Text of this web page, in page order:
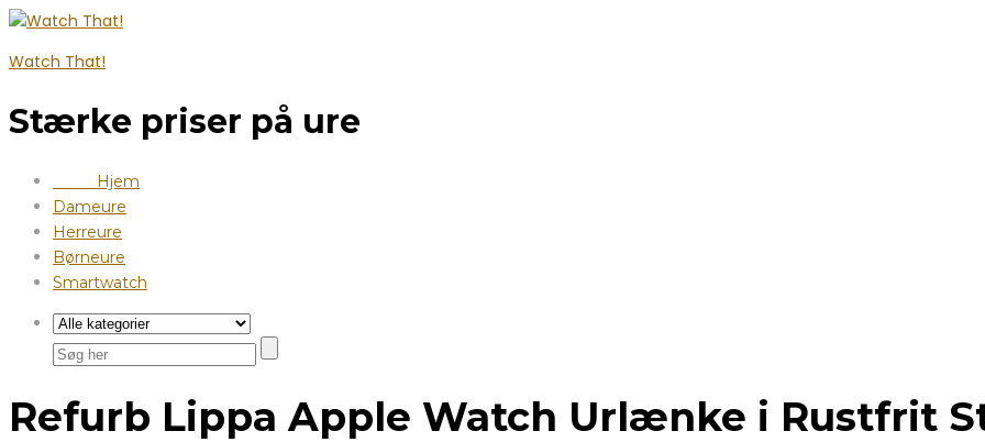
Watch That!
Stærke priser på ure
Hjem
Dameure
Herreure
Børneure
Smartwatch
Refurb Lippa Apple Watch Urlænke i Rustfrit